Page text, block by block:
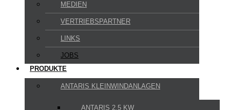
MEDIEN
VERTRIEBSPARTNER
LINKS
JOBS
PRODUKTE
ANTARIS KLEINWINDANLAGEN
ANTARIS 2.5 KW